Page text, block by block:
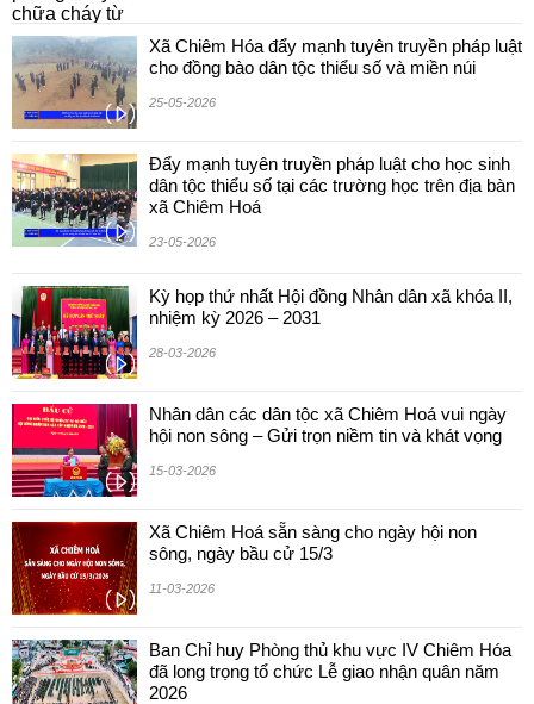
Xã Chiêm Hóa đẩy mạnh tuyên truyền pháp luật
cho đồng bào dân tộc thiểu số và miền núi
25-05-2026
Đẩy mạnh tuyên truyền pháp luật cho học sinh
dân tộc thiểu số tại các trường học trên địa bàn
xã Chiêm Hoá
23-05-2026
Kỳ họp thứ nhất Hội đồng Nhân dân xã khóa II,
nhiệm kỳ 2026 – 2031
28-03-2026
Nhân dân các dân tộc xã Chiêm Hoá vui ngày
hội non sông – Gửi trọn niềm tin và khát vọng
15-03-2026
Xã Chiêm Hoá sẵn sàng cho ngày hội non
sông, ngày bầu cử 15/3
11-03-2026
Ban Chỉ huy Phòng thủ khu vực IV Chiêm Hóa
đã long trọng tổ chức Lễ giao nhận quân năm
2026